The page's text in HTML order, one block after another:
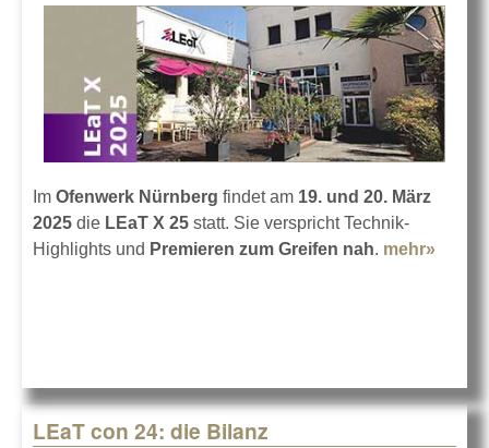
Im Ofenwerk Nürnberg findet am 19. und 20. März
2025 die LEaT X 25 statt. Sie verspricht Technik-
Highlights und Premieren zum Greifen nah. mehr»
LEaT con 24: die Bilanz